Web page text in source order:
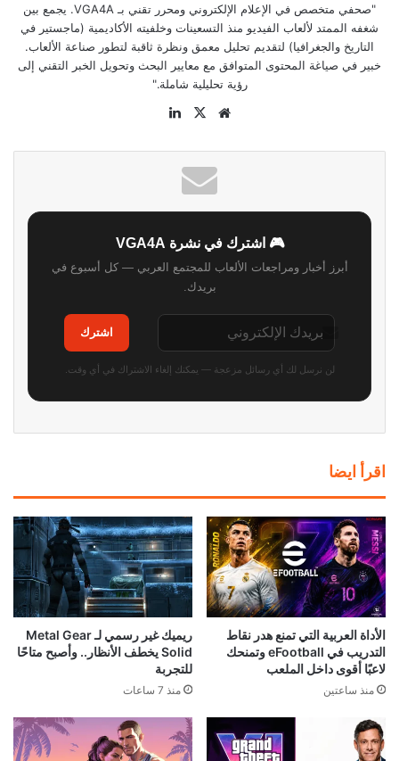
"صحفي متخصص في الإعلام الإلكتروني ومحرر تقني بـ VGA4A. يجمع بين
شغفه الممتد لألعاب الفيديو منذ التسعينات وخلفيته الأكاديمية (ماجستير في
التاريخ والجغرافيا) لتقديم تحليل معمق ونظرة ثاقبة لتطور صناعة الألعاب.
خبير في صياغة المحتوى المتوافق مع معايير البحث وتحويل الخبر التقني إلى
رؤية تحليلية شاملة."
موقع
‫X
🎮 اشترك في نشرة VGA4A
أبرز أخبار ومراجعات الألعاب للمجتمع العربي — كل أسبوع في
بريدك.
اشترك
لن نرسل لك أي رسائل مزعجة — يمكنك إلغاء الاشتراك في أي وقت.
اقرأ ايضا
الأداة العربية التي تمنع هدر نقاط
التدريب في eFootball وتمنحك
لاعبًا أقوى داخل الملعب
منذ ساعتين
ريميك غير رسمي لـ Metal Gear
Solid يخطف الأنظار.. وأصبح متاحًا
للتجربة
منذ 7 ساعات